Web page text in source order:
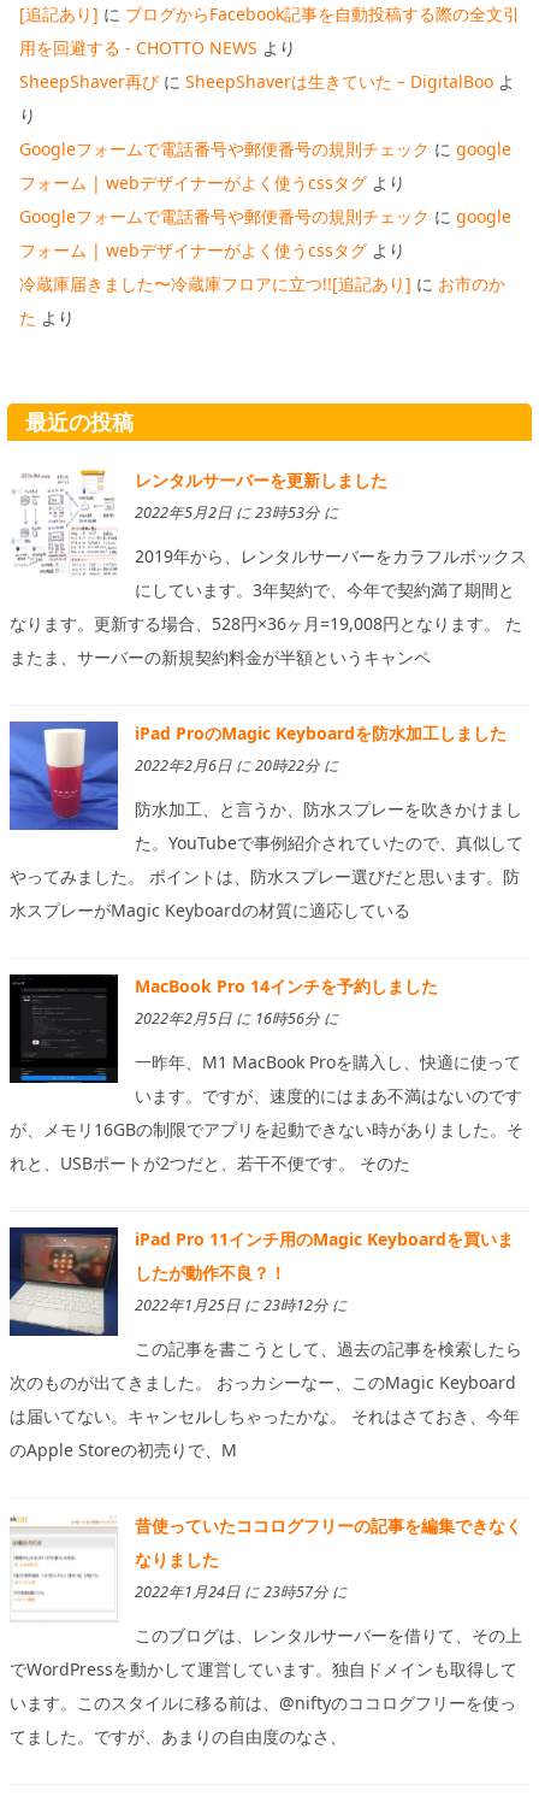
[追記あり] に ブログからFacebook記事を自動投稿する際の全文引
用を回避する - CHOTTO NEWS より
SheepShaver再び に SheepShaverは生きていた – DigitalBoo よ
り
Googleフォームで電話番号や郵便番号の規則チェック に google
フォーム | webデザイナーがよく使うcssタグ より
Googleフォームで電話番号や郵便番号の規則チェック に google
フォーム | webデザイナーがよく使うcssタグ より
冷蔵庫届きました〜冷蔵庫フロアに立つ!![追記あり] に お市のか
た より
最近の投稿
レンタルサーバーを更新しました
2022年5月2日 に 23時53分 に
2019年から、レンタルサーバーをカラフルボックス
にしています。3年契約で、今年で契約満了期間と
なります。更新する場合、528円×36ヶ月=19,008円となります。 た
またま、サーバーの新規契約料金が半額というキャンペ
iPad ProのMagic Keyboardを防水加工しました
2022年2月6日 に 20時22分 に
防水加工、と言うか、防水スプレーを吹きかけまし
た。YouTubeで事例紹介されていたので、真似して
やってみました。 ポイントは、防水スプレー選びだと思います。防
水スプレーがMagic Keyboardの材質に適応している
MacBook Pro 14インチを予約しました
2022年2月5日 に 16時56分 に
一昨年、M1 MacBook Proを購入し、快適に使って
います。ですが、速度的にはまあ不満はないのです
が、メモリ16GBの制限でアプリを起動できない時がありました。そ
れと、USBポートが2つだと、若干不便です。 そのた
iPad Pro 11インチ用のMagic Keyboardを買いま
したが動作不良？！
2022年1月25日 に 23時12分 に
この記事を書こうとして、過去の記事を検索したら
次のものが出てきました。 おっカシーなー、このMagic Keyboard
は届いてない。キャンセルしちゃったかな。 それはさておき、今年
のApple Storeの初売りで、M
昔使っていたココログフリーの記事を編集できなく
なりました
2022年1月24日 に 23時57分 に
このブログは、レンタルサーバーを借りて、その上
でWordPressを動かして運営しています。独自ドメインも取得して
います。このスタイルに移る前は、@niftyのココログフリーを使っ
てました。ですが、あまりの自由度のなさ、